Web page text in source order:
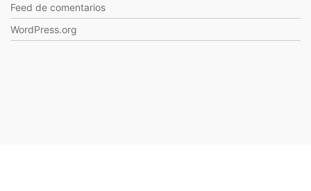
Feed de comentarios
WordPress.org